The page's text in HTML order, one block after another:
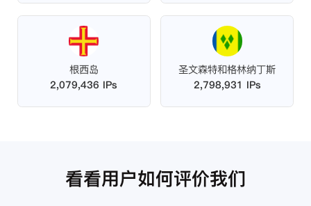
根西岛
2,079,436 IPs
圣文森特和格林纳丁斯
2,798,931 IPs
看看用户如何评价我们